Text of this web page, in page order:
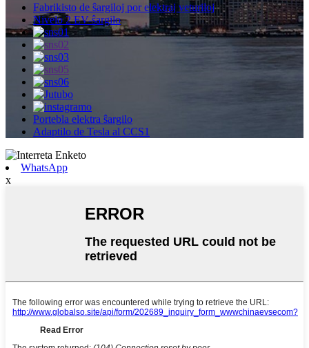
Fabrikisto de ŝargiloj por elektraj veturiloj
Nivelo 2 EV-ŝargilo
Portebla elektra ŝargilo
Adaptilo de Tesla al CCS1
WhatsApp
x